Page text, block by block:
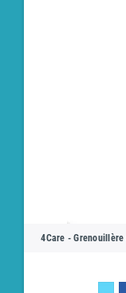
4Care -